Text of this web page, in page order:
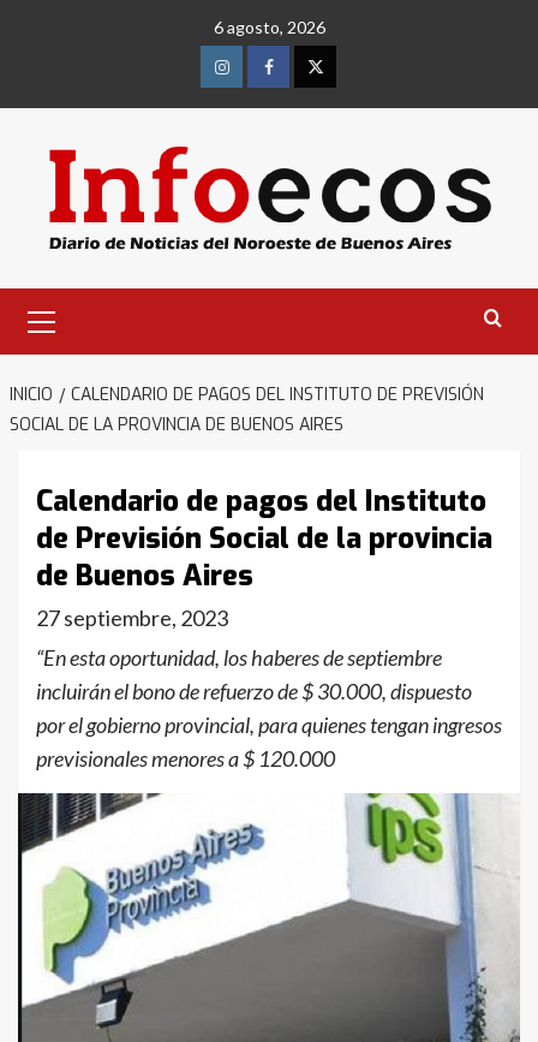
6 agosto, 2026
InstagramFacebookTwitter
primario
INICIO
CALENDARIO DE PAGOS DEL INSTITUTO DE PREVISIÓN
SOCIAL DE LA PROVINCIA DE BUENOS AIRES
Calendario de pagos del Instituto
de Previsión Social de la provincia
de Buenos Aires
27 septiembre, 2023
“En esta oportunidad, los haberes de septiembre
incluirán el bono de refuerzo de $ 30.000, dispuesto
por el gobierno provincial, para quienes tengan ingresos
previsionales menores a $ 120.000